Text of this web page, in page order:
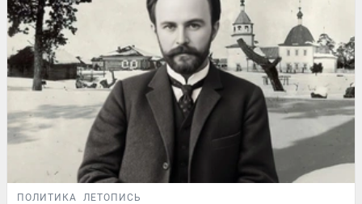
ПОЛИТИКА ЛЕТОПИСЬ